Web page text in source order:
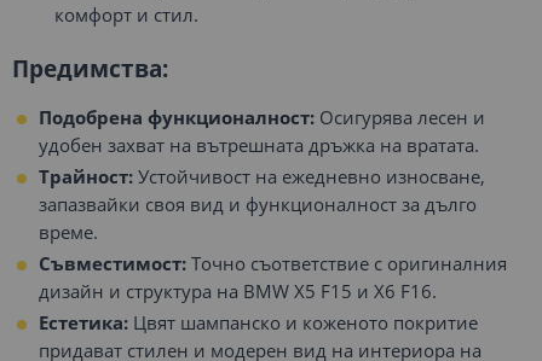
комфорт и стил.
Предимства:
Подобрена функционалност: Осигурява лесен и
удобен захват на вътрешната дръжка на вратата.
Трайност: Устойчивост на ежедневно износване,
запазвайки своя вид и функционалност за дълго
време.
Съвместимост: Точно съответствие с оригиналния
дизайн и структура на BMW X5 F15 и X6 F16.
Естетика: Цвят шампанско и коженото покритие
придават стилен и модерен вид на интериора на